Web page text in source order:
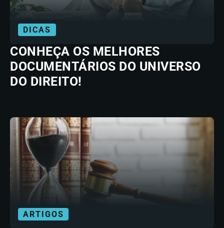
DICAS
CONHEÇA OS MELHORES
DOCUMENTÁRIOS DO UNIVERSO
DO DIREITO!
ARTIGOS